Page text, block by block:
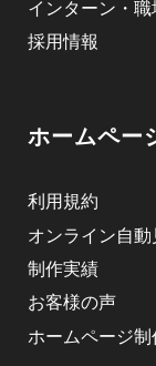
インターン・職
採用情報
ホームペー
利用規約
オンライン自動
制作実績
お客様の声
ホームページ